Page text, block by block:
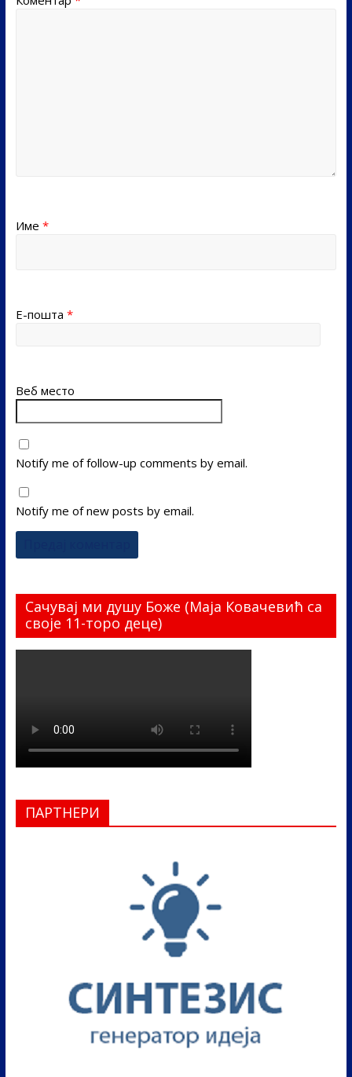
Име *
Е-пошта *
Веб место
Notify me of follow-up comments by email.
Notify me of new posts by email.
Сачувај ми душу Боже (Маја Ковачевић са
своје 11-торо деце)
ПАРТНЕРИ